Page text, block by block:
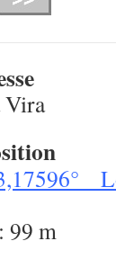
Vira
99 m